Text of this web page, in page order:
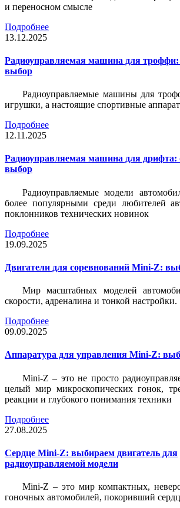
и переносном смысле
Подробнее
13.12.2025
Радиоуправляемая машина для троффи:
выбор
Радиоуправляемые машины для
игрушки, а настоящие спортивные
Подробнее
12.11.2025
Радиоуправляемая машина для дрифта:
выбор
Радиоуправляемые модели
более популярными среди любителей
поклонников технических новинок
Подробнее
19.09.2025
Двигатели для соревнований Mini-Z:
Мир масштабных моделей
скорости, адреналина и тонкой настройки.
Подробнее
09.09.2025
Аппаратура для управления Mini-Z:
Mini-Z – это не просто
целый мир микроскопических гонок,
реакции и глубокого понимания техники
Подробнее
27.08.2025
Сердце Mini-Z: выбираем двигатель для
радиоуправляемой модели
Mini-Z – это мир компактных,
гоночных автомобилей, покоривший